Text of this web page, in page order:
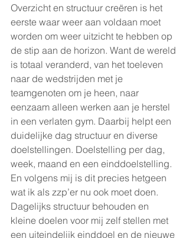
Overzicht en structuur creëren is het
eerste waar weer aan voldaan moet
worden om weer uitzicht te hebben op
de stip aan de horizon. Want de wereld
is totaal veranderd, van het toeleven
naar de wedstrijden met je
teamgenoten om je heen, naar
eenzaam alleen werken aan je herstel
in een verlaten gym. Daarbij helpt een
duidelijke dag structuur en diverse
doelstellingen. Doelstelling per dag,
week, maand en een einddoelstelling.
En volgens mij is dit precies hetgeen
wat ik als zzp’er nu ook moet doen.
Dagelijks structuur behouden en
kleine doelen voor mij zelf stellen met
een uiteindelijk einddoel en de nieuwe